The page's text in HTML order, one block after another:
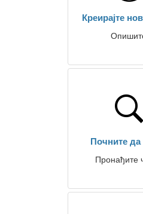
Креирајте
Почните да
Пронађите